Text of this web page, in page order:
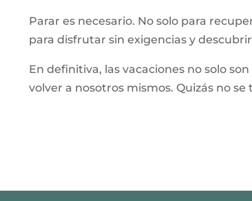
Parar es necesario. No solo para
para disfrutar sin exigencias y
En definitiva, las vacaciones no solo
volver a nosotros mismos. Quizás no